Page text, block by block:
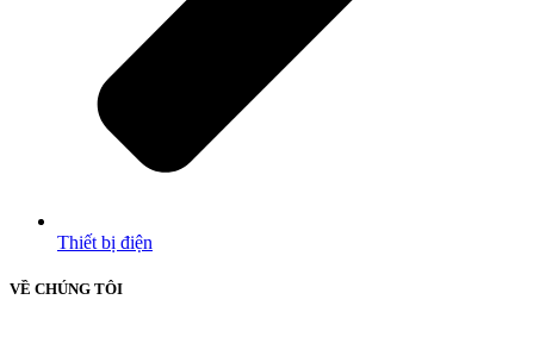
Thiết bị điện
VỀ CHÚNG TÔI